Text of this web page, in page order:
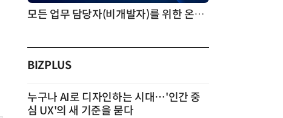
모든 업무 담당자(비개발자)를 위한 온톨로지 기반 AI 지식체계 설계 1-day 워크숍
BIZPLUS
누구나 AI로 디자인하는 시대…'인간 중
심 UX'의 새 기준을 묻다